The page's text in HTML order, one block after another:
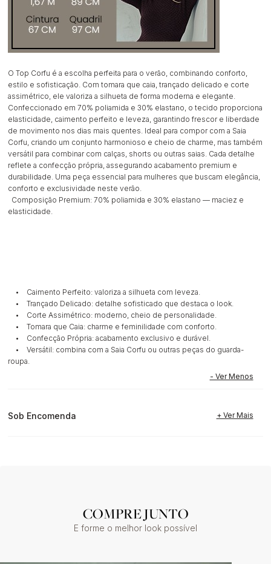
O Top Corfu é a escolha perfeita para o verão, combinando conforto,
estilo e sofisticação. Com tomara que caia, trançado delicado e corte
assimétrico, ele valoriza a silhueta de forma moderna e elegante.
Confeccionado em 70% poliamida e 30% elastano, o tecido proporciona
elasticidade, caimento perfeito e leveza, garantindo frescor e liberdade
de movimento nos dias mais quentes. Ideal para compor com a Saia
Corfu, criando um conjunto harmonioso e cheio de charme, mas também
versátil para combinar com calças, shorts ou outras saias. Cada detalhe
reflete a confecção própria, assegurando acabamento premium e
durabilidade. Uma peça essencial para mulheres que buscam elegância,
conforto e exclusividade neste verão.
Composição Premium: 70% poliamida e 30% elastano — maciez e
elasticidade.
• Caimento Perfeito: valoriza a silhueta com leveza.
• Trançado Delicado: detalhe sofisticado que destaca o look.
• Corte Assimétrico: moderno, cheio de personalidade.
• Tomara que Caia: charme e feminilidade com conforto.
• Confecção Própria: acabamento exclusivo e durável.
• Versátil: combina com a Saia Corfu ou outras peças do guarda-
roupa.
Sob Encomenda
COMPRE JUNTO
E forme o melhor look possível